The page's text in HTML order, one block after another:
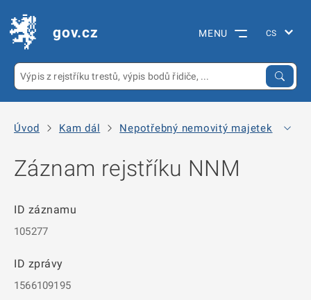
gov.cz MENU
Úvod Kam dál Nepotřebný nemovitý majetek
Záznam rejstříku NNM
ID záznamu
105277
ID zprávy
1566109195